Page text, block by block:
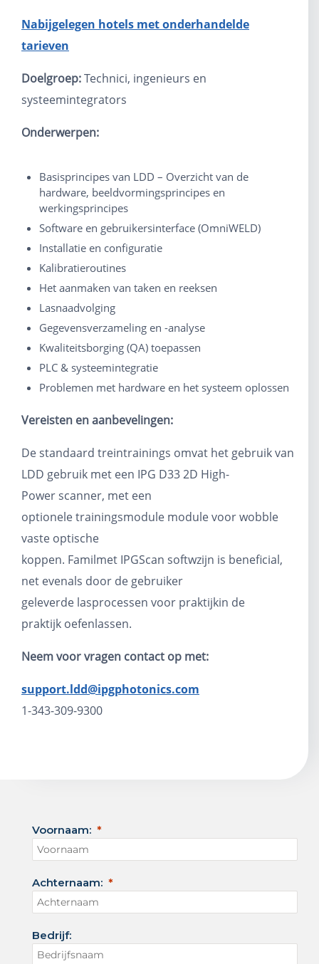
Nabijgelegen hotels met onderhandelde
tarieven
Doelgroep:Technici, ingenieurs en
systeemintegrators
Onderwerpen:
Basisprincipes van LDD – Overzicht van de
hardware, beeldvormingsprincipes en
werkingsprincipes
Software en gebruikersinterface (OmniWELD)
Installatie en configuratie
Kalibratieroutines
Het aanmaken van taken en reeksen
Lasnaadvolging
Gegevensverzameling en -analyse
Kwaliteitsborging (QA) toepassen
PLC & systeemintegratie
Problemen met hardware en het systeem oplossen
Vereisten en aanbevelingen:
De standaard treintrainings omvat het gebruik van
LDD gebruik met een IPG D332D High-
Powerscanner, met een
optioneletrainingsmodule module voor wobble
vaste optische
koppen. Familmet IPGScan softwzijn is beneficial,
net evenals door de gebruiker
geleverde lasprocessen voor praktijkin de
praktijk oefenlassen.
Neem voor vragen contact op met:
support.ldd@ipgphotonics.com
1-343-309-9300
Voornaam:
Achternaam:
Bedrijf: